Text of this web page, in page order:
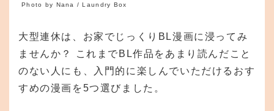
Photo by Nana / Laundry Box
大型連休は、お家でじっくりBL漫画に浸ってみ
ませんか？ これまでBL作品をあまり読んだこと
のない人にも、入門的に楽しんでいただけるおす
すめの漫画を5つ選びました。